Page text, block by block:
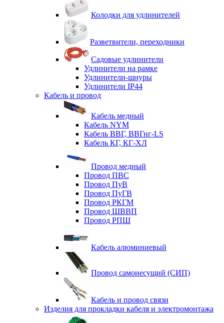
Колодки для удлинителей
Разветвители, переходники
Садовые удлинители
Удлинители на рамке
Удлинители-шнуры
Удлинители IP44
Кабель и провод
Кабель медный
Кабель NYM
Кабель ВВГ, ВВГнг-LS
Кабель КГ, КГ-ХЛ
Провод медный
Провод ПВС
Провод ПуВ
Провод ПуГВ
Провод РКГМ
Провод ШВВП
Провод РПШ
Кабель алюминиевый
Провод самонесущий (СИП)
Кабель и провод связи
Изделия для прокладки кабеля и электромонтажа